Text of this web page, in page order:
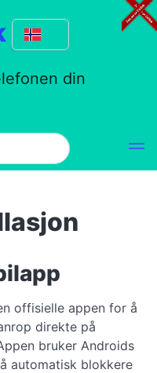
din
offisielle appen for å
direkte på
bruker Androids
automatisk blokkere